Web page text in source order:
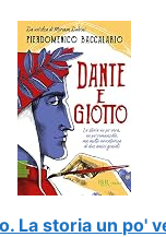
La storia un po'